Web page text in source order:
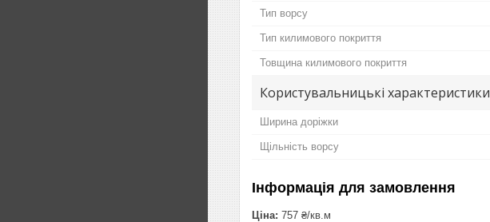
Тип ворсу
Тип килимового покриття
Товщина килимового покриття
Користувальницькі характеристики
Ширина доріжки
Щільність ворсу
Інформація для замовлення
Ціна: 757 ₴/кв.м